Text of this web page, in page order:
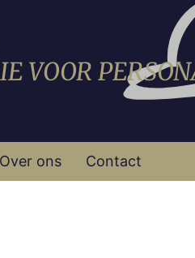
VOOR
Over ons Contact